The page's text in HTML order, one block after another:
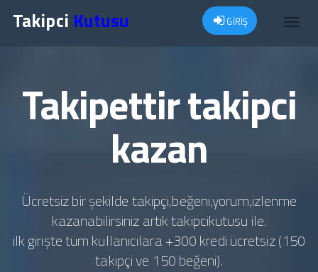
Takipci Kutusu GİRİŞ
Takipettir takipci
kazan
Ücretsiz bir şekilde takipçi,beğeni,yorum,izlenme
kazanabilirsiniz artık takipcikutusu ile.
ilk girişte tüm kullanıcılara +300 kredi ücretsiz (150
takipçi ve 150 beğeni).